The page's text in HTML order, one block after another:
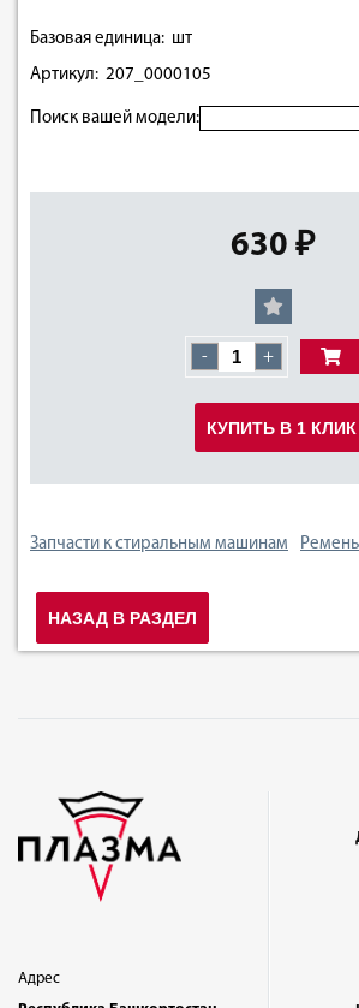
Базовая единица: шт
Артикул: 207_0000105
Поиск вашей модели:
630 ₽
- +
КУПИТЬ В 1 КЛИК
Запчасти к стиральным машинам Ремень
НАЗАД В РАЗДЕЛ
Адрес